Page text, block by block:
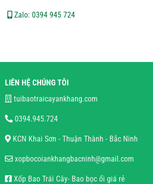
Zalo: 0394 945 724
LIÊN HỆ CHÚNG TÔI
tuibaotraicayankhang.com
0394.945.724
KCN Khai Sơn - Thuận Thành - Bắc Ninh
xopbocoiankhangbacninh@gmail.com
Xốp Bao Trái Cây- Bao bọc ổi giá rẻ